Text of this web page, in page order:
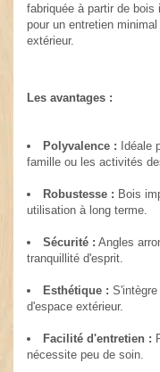
fabriquée à partir de bois
pour un entretien
extérieur.
Les avantages :
Polyvalence : Idéale
famille ou les activités
Robustesse : Bois
utilisation à long terme.
Sécurité : Angles
tranquillité d'esprit.
Esthétique :
d'espace extérieur.
Facilité d'entretien :
nécessite peu de soin.